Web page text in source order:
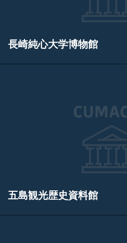
長崎純心大学博物館
五島観光歴史資料館